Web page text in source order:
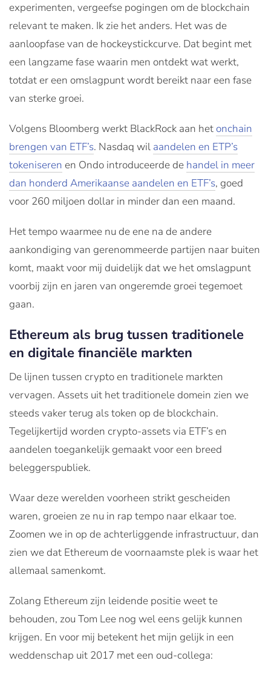
experimenten, vergeefse pogingen om de blockchain
relevant te maken. Ik zie het anders. Het was de
aanloopfase van de hockeystickcurve. Dat begint met
een langzame fase waarin men ontdekt wat werkt,
totdat er een omslagpunt wordt bereikt naar een fase
van sterke groei.
Volgens Bloomberg werkt BlackRock aan hetonchain
brengen van ETF’s. Nasdaq wil aandelen en ETP’s
tokeniseren en Ondo introduceerde de handel in meer
dan honderd Amerikaanse aandelen en ETF’s, goed
voor 260 miljoen dollar in minder dan een maand.
Het tempo waarmee nu de ene na de andere
aankondiging van gerenommeerde partijen naar buiten
komt, maakt voor mij duidelijk dat we het omslagpunt
voorbij zijn en jaren van ongeremde groei tegemoet
gaan.
Ethereum als brug tussen traditionele
en digitale financiële markten
De lijnen tussen crypto en traditionele markten
vervagen. Assets uit het traditionele domein zien we
steeds vaker terug als token op de blockchain.
Tegelijkertijd worden crypto-assets via ETF’s en
aandelen toegankelijk gemaakt voor een breed
beleggerspubliek.
Waar deze werelden voorheen strikt gescheiden
waren, groeien ze nu in rap tempo naar elkaar toe.
Zoomen we in op de achterliggende infrastructuur, dan
zien we dat Ethereum de voornaamste plek is waar het
allemaal samenkomt.
Zolang Ethereum zijn leidende positie weet te
behouden, zou Tom Lee nog wel eens gelijk kunnen
krijgen. En voor mij betekent het mijn gelijk in een
weddenschap uit 2017 met een oud-collega: